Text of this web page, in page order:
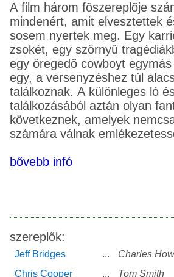
A film három fõszereplõje
mindenért, amit elvesztettek
sosem nyertek meg. Egy
zsokét, egy szörnyû
egy öregedõ cowboyt
egy, a versenyzéshez túl
találkoznak. A különleges ló
találkozásából aztán olyan
következnek, amelyek
bővebb infó
szereplők:
Jeff Bridges ...
Charles
Chris Cooper
...
Tom Smith